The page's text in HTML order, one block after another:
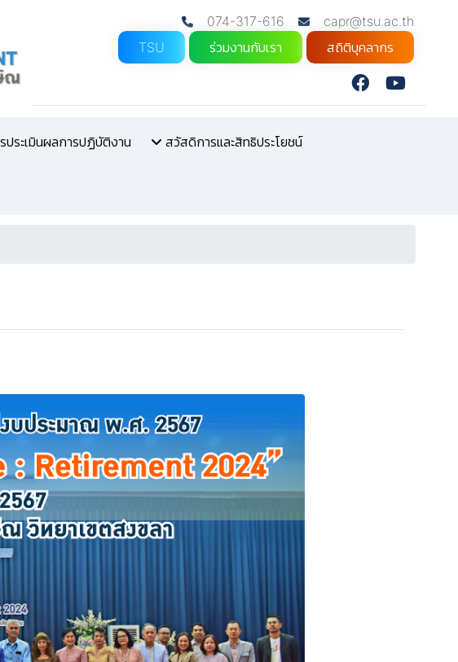
074-317-616
capr@tsu.ac.th
TSU
ร่วมงานกับเรา สถิติบุคลากร
ประเมินผลการปฏิบัติงาน สวัสดิการและสิทธิประโยชน์